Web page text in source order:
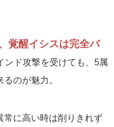
覚醒イシスは完全バ
ンド攻撃を受けても、5属
のが魅力。
常に高い時は削りきれず